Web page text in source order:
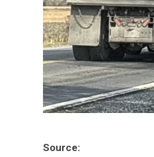
Source: